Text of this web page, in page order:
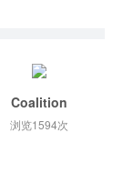
Coalition
浏览1594次